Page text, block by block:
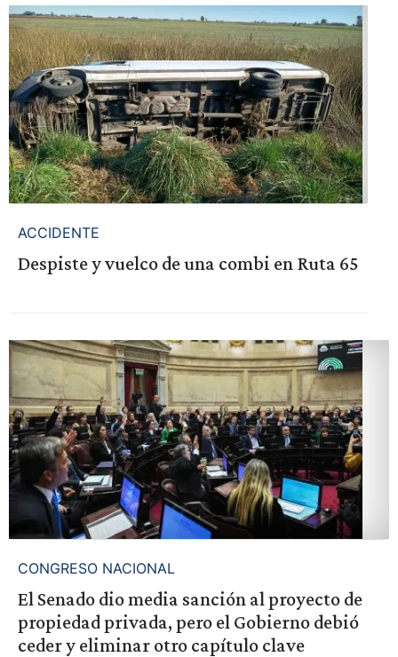
ACCIDENTE
Despiste y vuelco de una combi en Ruta 65
CONGRESO NACIONAL
El Senado dio media sanción al proyecto de
propiedad privada, pero el Gobierno debió
ceder y eliminar otro capítulo clave